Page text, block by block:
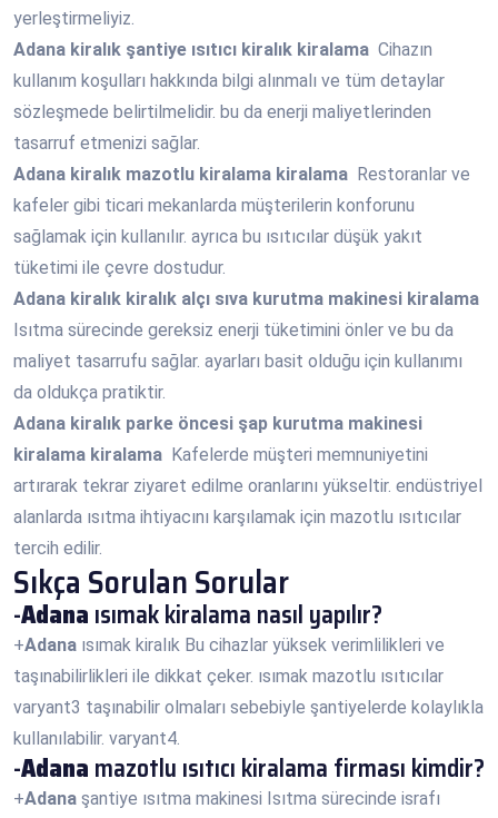
yerleştirmeliyiz.
Adana kiralık şantiye ısıtıcı kiralık kiralama Cihazın
kullanım koşulları hakkında bilgi alınmalı ve tüm detaylar
sözleşmede belirtilmelidir. bu da enerji maliyetlerinden
tasarruf etmenizi sağlar.
Adana kiralık mazotlu kiralama kiralama Restoranlar ve
kafeler gibi ticari mekanlarda müşterilerin konforunu
sağlamak için kullanılır. ayrıca bu ısıtıcılar düşük yakıt
tüketimi ile çevre dostudur.
Adana kiralık kiralık alçı sıva kurutma makinesi kiralama
Isıtma sürecinde gereksiz enerji tüketimini önler ve bu da
maliyet tasarrufu sağlar. ayarları basit olduğu için kullanımı
da oldukça pratiktir.
Adana kiralık parke öncesi şap kurutma makinesi
kiralama kiralama Kafelerde müşteri memnuniyetini
artırarak tekrar ziyaret edilme oranlarını yükseltir. endüstriyel
alanlarda ısıtma ihtiyacını karşılamak için mazotlu ısıtıcılar
tercih edilir.
Sıkça Sorulan Sorular
-Adana ısımak kiralama nasıl yapılır?
+Adana ısımak kiralık Bu cihazlar yüksek verimlilikleri ve
taşınabilirlikleri ile dikkat çeker. ısımak mazotlu ısıtıcılar
varyant3 taşınabilir olmaları sebebiyle şantiyelerde kolaylıkla
kullanılabilir. varyant4.
-Adana mazotlu ısıtıcı kiralama firması kimdir?
+Adana şantiye ısıtma makinesi Isıtma sürecinde israfı